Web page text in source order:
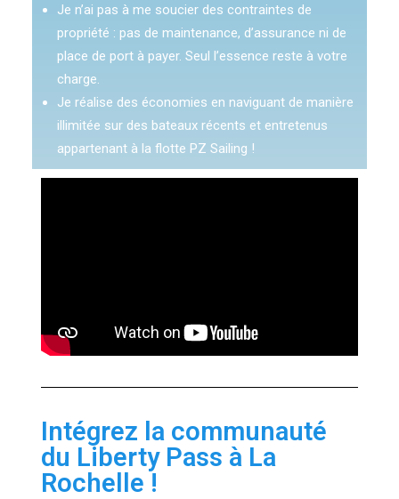
Je n’ai pas à me soucier des contraintes de
propriété : pas de maintenance, d’assurance ni de
place de port à payer. Seul l’essence reste à votre
charge.
Je réalise des économies en naviguant de manière
illimitée sur des bateaux récents et entretenus
appartenant à la flotte PZ Sailing !
Intégrez la communauté
du Liberty Pass à La
Rochelle !